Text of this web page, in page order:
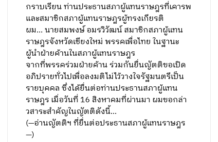
กราบเรียน ท่านประธานสภาผู้แทนราษฎรที่เคารพ
และสมาชิกสภาผู้แทนราษฎรผู้ทรงเกียรติ
ผม… นายสมพงษ์ อมรวิวัฒน์ สมาชิกสภาผู้แทน
ราษฎรจังหวัดเชียงใหม่ พรรคเพื่อไทย ในฐานะ
ผู้นำฝ่ายค้านในสภาผู้แทนราษฎร
จากที่พรรคร่วมฝ่ายค้าน ร่วมกันยื่นญัตติขอเปิด
อภิปรายทั่วไปเพื่อลงมติไม่ไว้วางใจรัฐมนตรีเป็น
รายบุคคล ซึ่งได้ยื่นต่อท่านประธานสภาผู้แทน
ราษฎร เมื่อวันที่ 16 สิงหาคมที่ผ่านมา ผมขอกล่า
วสาระสำคัญในญัตติดังนี้…
(—อ่านญัตติฯ ที่ยื่นต่อประธานสภาผู้แทนราษฎร
—)